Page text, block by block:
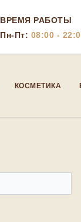
ВРЕМЯ РАБОТЫ
Пн-Пт: 08:00 -
КОСМЕТИКА